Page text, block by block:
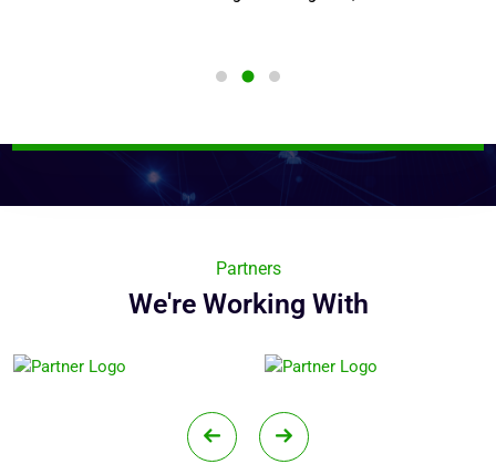
Partners
We're Working With